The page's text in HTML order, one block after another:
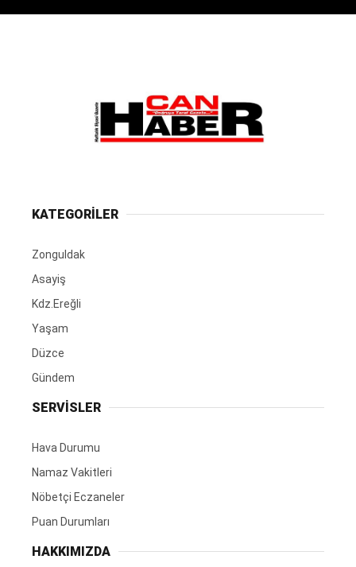
KATEGORİLER
Zonguldak
Asayiş
Kdz.Ereğli
Yaşam
Düzce
Gündem
SERVİSLER
Hava Durumu
Namaz Vakitleri
Nöbetçi Eczaneler
Puan Durumları
HAKKIMIZDA